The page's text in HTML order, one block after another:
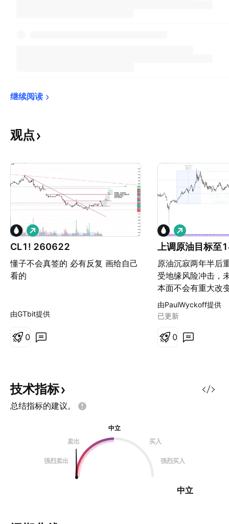
继续阅读
观点
CL1! 260622
懂子不会真签的 必有反复 画给自己
看的
做
多
由GTbit提供
0
上调原油目标至
原油沉寂两年半后
受地缘风险冲击，
本面不会有重大改
到140，中间一定
波拉升，抓主升浪
做
多
由PaulWyckoff提供
已更新
0
技术指标
总结指标的建议。
中立
卖出
买入
强烈卖出 强烈买入
中立